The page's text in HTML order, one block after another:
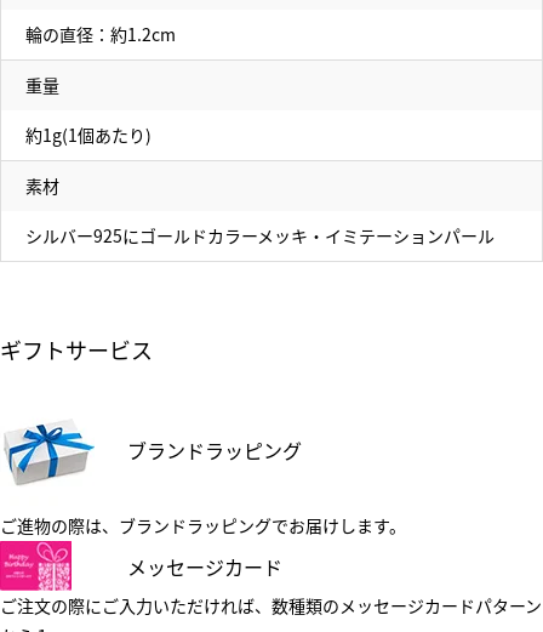
輪の直径：約1.2cm
重量
約1g(1個あたり)
素材
シルバー925にゴールドカラーメッキ・イミテーションパール
ギフトサービス
ブランドラッピング
ご進物の際は、ブランドラッピングでお届けします。
メッセージカード
ご注文の際にご入力いただければ、数種類のメッセージカードパターン